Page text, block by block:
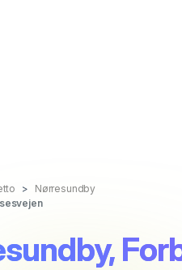
Nørresundby